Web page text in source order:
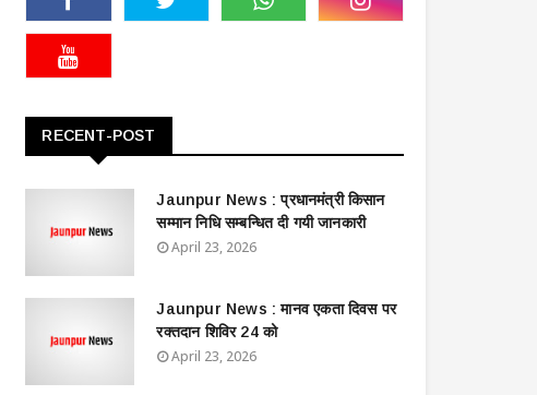
RECENT-POST
Jaunpur News : ​प्रधानमंत्री किसान
सम्मान निधि सम्बन्धित दी गयी जानकारी
April 23, 2026
Jaunpur News : ​मानव एकता दिवस पर
रक्तदान शिविर 24 को
April 23, 2026